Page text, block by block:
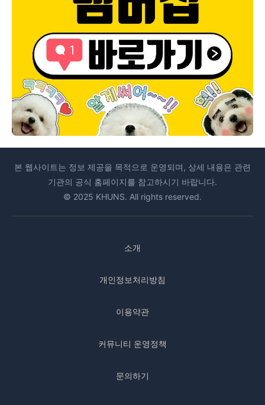
본 웹사이트는 정보 제공을 목적으로 운영되며, 상세 내용은 관련
기관의 공식 홈페이지를 참고하시기 바랍니다.
© 2025 KHUNS. All rights reserved.
소개
개인정보처리방침
이용약관
커뮤니티 운영정책
문의하기